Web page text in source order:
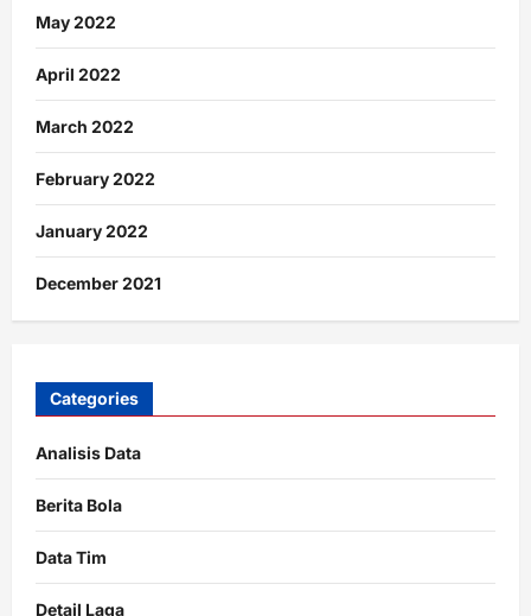
May 2022
April 2022
March 2022
February 2022
January 2022
December 2021
Categories
Analisis Data
Berita Bola
Data Tim
Detail Laga